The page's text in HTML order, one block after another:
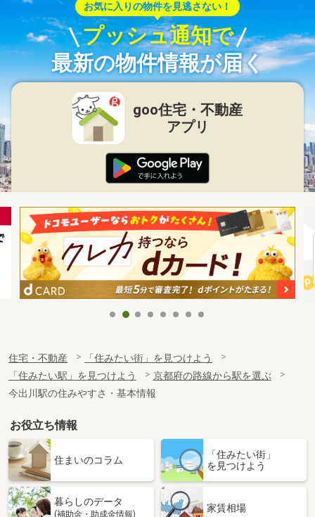
お気に入りの物件を見逃さない！
プッシュ通知で
最新の物件情報が届く
goo住宅・不動産
アプリ
住宅・不動産
「住みたい街」を見つけよう
「住みたい駅」を見つけよう
京都府の路線から駅を選ぶ
今出川駅の住みやすさ・基本情報
お役立ち情報
住まいのコラム
「住みたい街」
を見つけよう
暮らしのデータ
(補助金・助成金情報)
家賃相場